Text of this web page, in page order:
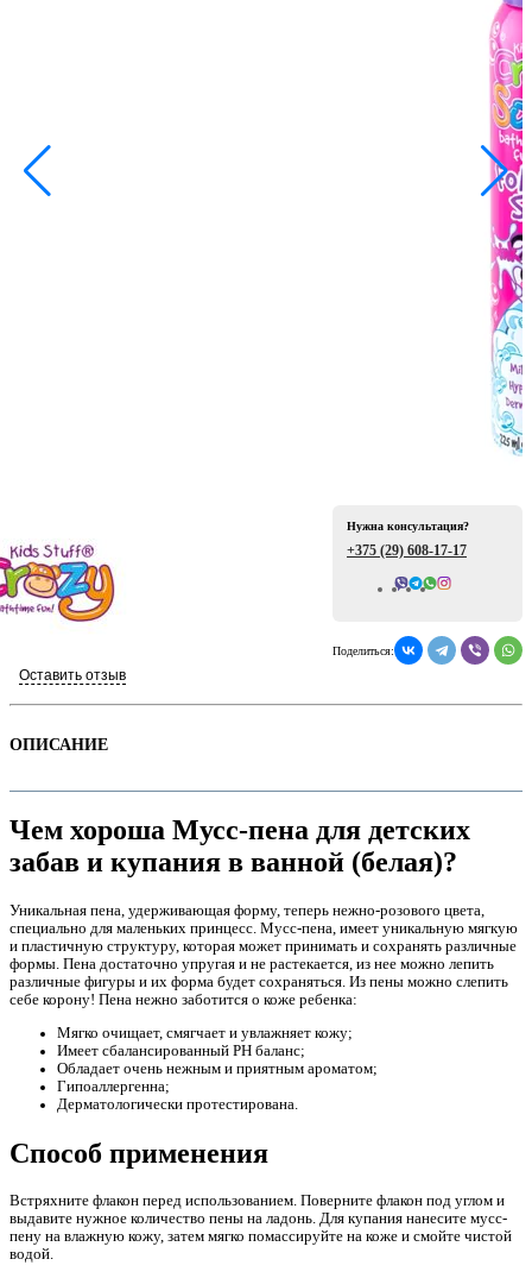
Всего отзывов: 0
Оставить отзыв
Нужна консультация?
+375 (29) 608-17-17
Поделиться:
ОПИСАНИЕ
Чем хороша Мусс-пена для детских
забав и купания в ванной (белая)?
Уникальная пена, удерживающая форму, теперь нежно-розового цвета,
специально для маленьких принцесс. Мусс-пена, имеет уникальную мягкую
и пластичную структуру, которая может принимать и сохранять различные
формы. Пена достаточно упругая и не растекается, из нее можно лепить
различные фигуры и их форма будет сохраняться. Из пены можно слепить
себе корону! Пена нежно заботится о коже ребенка:
Мягко очищает, смягчает и увлажняет кожу;
Имеет сбалансированный PH баланс;
Обладает очень нежным и приятным ароматом;
Гипоаллергенна;
Дерматологически протестирована.
Способ применения
Встряхните флакон перед использованием. Поверните флакон под углом и
выдавите нужное количество пены на ладонь. Для купания нанесите мусс-
пену на влажную кожу, затем мягко помассируйте на коже и смойте чистой
водой.